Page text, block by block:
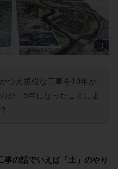
つ大規模な工事を10年か
が、5年になったことによ
事の話でいえば「土」のやり